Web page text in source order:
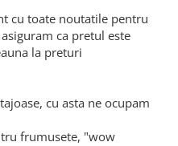
cu toate noutatile pentru
ca pretul este
la preturi
cu asta ne ocupam
frumusete, "wow